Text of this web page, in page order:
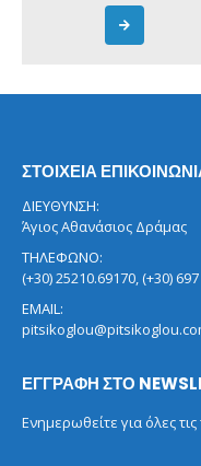
ΣΤΟΙΧΕΙΑ
ΔΙΕΥΘΥΝΣΗ:
Άγιος Αθανάσιος Δράμας
ΤΗΛΕΦΩΝΟ:
(+30) 25210.69170, (+30)
EMAIL:
ΕΓΓΡΑΦΗ ΣΤΟ
Ενημερωθείτε για όλες